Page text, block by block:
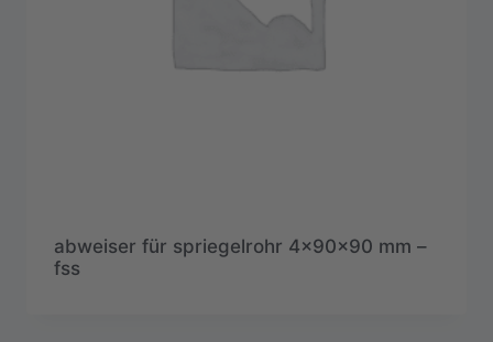
abweiser für spriegelrohr 4x90x90 mm –
fss